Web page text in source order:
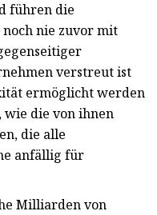
führen die
nie zuvor mit
verstreut ist
ermöglicht werden
wie die von ihnen
die alle
anfällig für
Milliarden von